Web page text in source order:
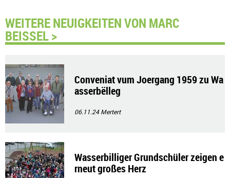
WEITERE NEUIGKEITEN VON MARC
BEISSEL >
Conveniat vum Joergang 1959 zu Wa
asserbëlleg
06.11.24Mertert
Wasserbilliger Grundschüler zeigen e
rneut großes Herz